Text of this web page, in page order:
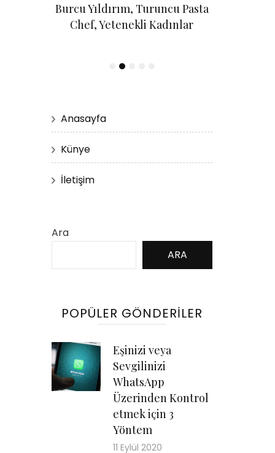
Burcu Yıldırım, Turuncu Pasta
Chef, Yetenekli Kadınlar
Anasayfa
Künye
İletişim
Ara
ARA
POPÜLER GÖNDERILER
Eşinizi veya
Sevgilinizi
WhatsApp
Üzerinden Kontrol
etmek için 3
Yöntem
11 Eylül 2020